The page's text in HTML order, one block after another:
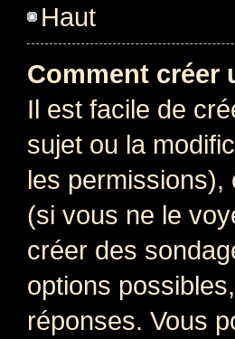
Haut
Comment créer
Il est facile de
sujet ou la
les permissions),
(si vous ne le
créer des
options
réponses. Vous